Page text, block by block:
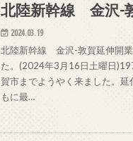
北陸新幹線 金沢-
2024.03.19
北陸新幹線 金沢-敦賀延伸開
た。(2024年3月16日土曜日
賀市までようやく来ました。
もに最…